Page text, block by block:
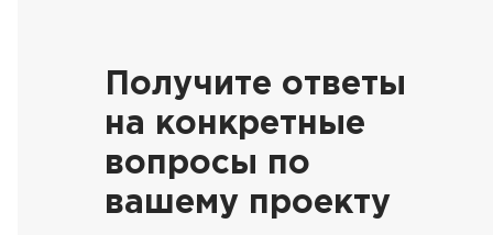
Получите ответы
на конкретные
вопросы по
вашему проекту